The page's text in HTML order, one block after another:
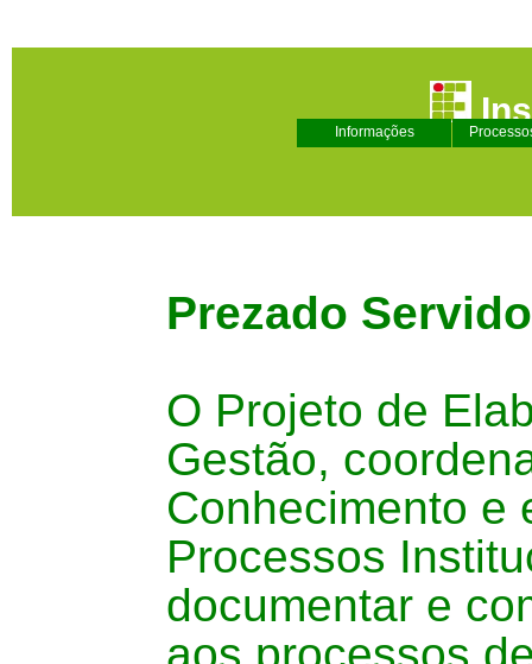
Informações
Prezado
O Projeto de
Gestão,
Conhecimento e
Processos
documentar e